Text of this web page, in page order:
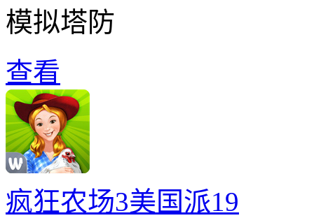
模拟塔防
查看
疯狂农场3美国派19